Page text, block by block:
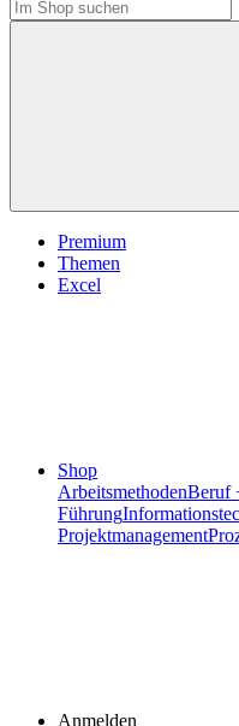
Premium
Themen
Excel
Shop
ArbeitsmethodenBeruf
Führung
Projektmanagement
Anmelden